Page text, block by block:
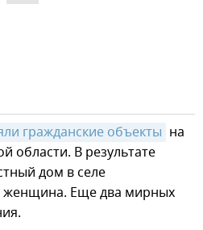
гражданские объекты на
области. В результате
дом в селе
женщина. Еще два мирных